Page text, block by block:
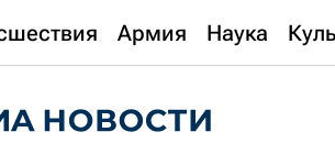
Армия Наука